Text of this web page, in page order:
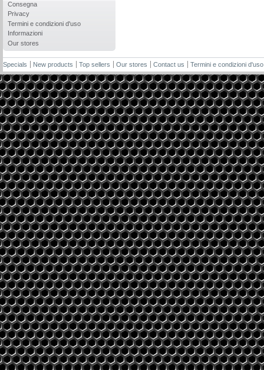
Consegna
Privacy
Termini e condizioni d'uso
Informazioni
Our stores
Specials New products Top sellers Our stores Contact us Termini e condizioni d'uso